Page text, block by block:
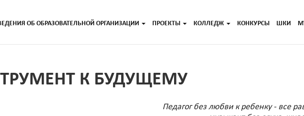
ОБ ОБРАЗОВАТЕЛЬНОЙ ОРГАНИЗАЦИИ ПРОЕКТЫ КОЛЛЕДЖ КОНКУРСЫ ШКИ
К БУДУЩЕМУ
Педагог без любви к ребенку - все